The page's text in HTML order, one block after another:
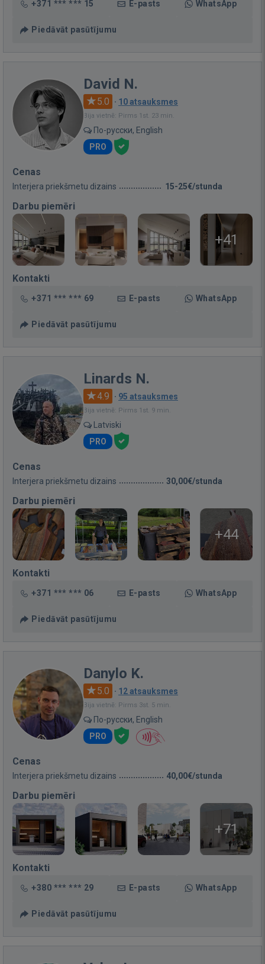
+371 *** *** 15 E-pasts WhatsApp
Piedāvāt pasūtījumu
David N.
5.0 · 10 atsauksmes
Bija vietnē: Pirms 1st. 23 min.
По-русски, English
PRO
Cenas
Interjera priekšmetu dizains 15-25€/stunda
Darbu piemēri
+41
Kontakti
+371 *** *** 69 E-pasts WhatsApp
Piedāvāt pasūtījumu
Linards N.
4.9 · 95 atsauksmes
Bija vietnē: Pirms 1st. 9 min.
Latviski
PRO
Cenas
Interjera priekšmetu dizains 30,00€/stunda
Darbu piemēri
+44
Kontakti
+371 *** *** 06 E-pasts WhatsApp
Piedāvāt pasūtījumu
Danylo K.
5.0 · 12 atsauksmes
Bija vietnē: Pirms 3st. 5 min.
По-русски, English
PRO
Cenas
Interjera priekšmetu dizains 40,00€/stunda
Darbu piemēri
+71
Kontakti
+380 *** *** 29 E-pasts WhatsApp
Piedāvāt pasūtījumu